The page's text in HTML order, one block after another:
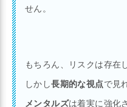
せん。
もちろん、リスクは存在
しかし長期的な視点で見
メンタルズは着実に強化